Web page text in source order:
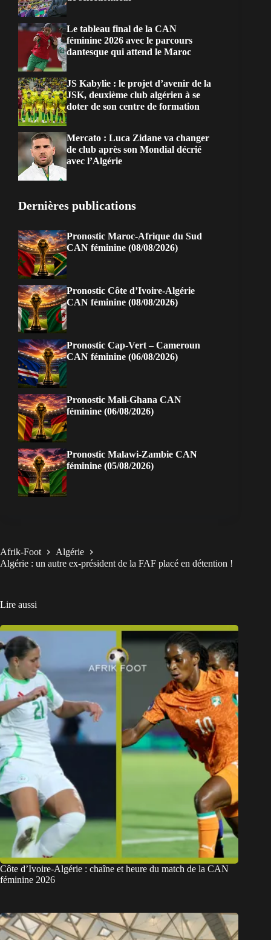
Le tableau final de la CAN
féminine 2026 avec le parcours
dantesque qui attend le Maroc
JS Kabylie : le projet d’avenir de la
JSK, deuxième club algérien à se
doter de son centre de formation
Mercato : Luca Zidane va changer
de club après son Mondial décrié
avec l’Algérie
Dernières publications
Pronostic Maroc-Afrique du Sud
CAN féminine (08/08/2026)
Pronostic Côte d’Ivoire-Algérie
CAN féminine (08/08/2026)
Pronostic Cap-Vert – Cameroun
CAN féminine (06/08/2026)
Pronostic Mali-Ghana CAN
féminine (06/08/2026)
Pronostic Malawi-Zambie CAN
féminine (05/08/2026)
Afrik-Foot
Algérie
Algérie : un autre ex-président de la FAF placé en détention !
Lire aussi
Côte d’Ivoire-Algérie : chaîne et heure du match de la CAN
féminine 2026